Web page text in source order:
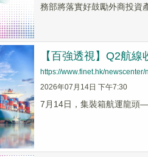
務部將落實好鼓勵外商投資
【百強透視】Q2航
https://www.finet.hk/
2026年07月14日 下午7:30
7月14日，集裝箱航運龍頭